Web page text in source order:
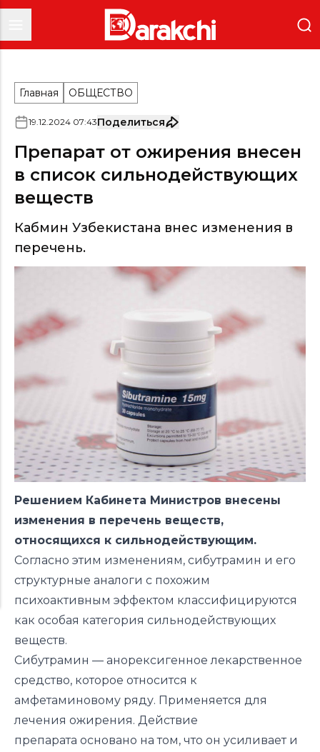
Главная ОБЩЕСТВО
19.12.2024 07:43Поделиться
Препарат от ожирения внесен
в список сильнодействующих
веществ
Кабмин Узбекистана внес изменения в
перечень.
Решением Кабинета Министров внесены
изменения в перечень веществ,
относящихся к сильнодействующим.
Согласно этим изменениям, сибутрамин и его
структурные аналоги с похожим
психоактивным эффектом классифицируются
как особая категория сильнодействующих
веществ.
Сибутрамин — анорексигенное лекарственное
средство, которое относится к
амфетаминовому ряду. Применяется для
лечения ожирения. Действие
препарата основано на том, что он усиливает и